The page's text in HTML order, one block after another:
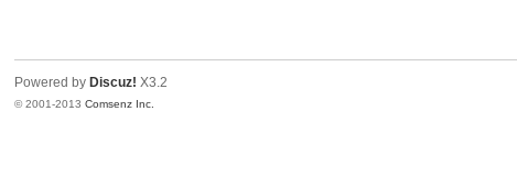
Powered by Discuz! X3.2
© 2001-2013Comsenz Inc.